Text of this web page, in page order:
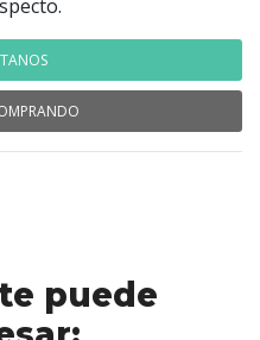
puede